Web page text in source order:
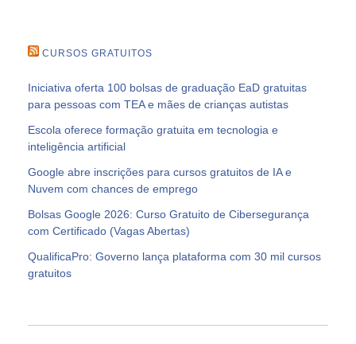
CURSOS GRATUITOS
Iniciativa oferta 100 bolsas de graduação EaD gratuitas
para pessoas com TEA e mães de crianças autistas
Escola oferece formação gratuita em tecnologia e
inteligência artificial
Google abre inscrições para cursos gratuitos de IA e
Nuvem com chances de emprego
Bolsas Google 2026: Curso Gratuito de Cibersegurança
com Certificado (Vagas Abertas)
QualificaPro: Governo lança plataforma com 30 mil cursos
gratuitos